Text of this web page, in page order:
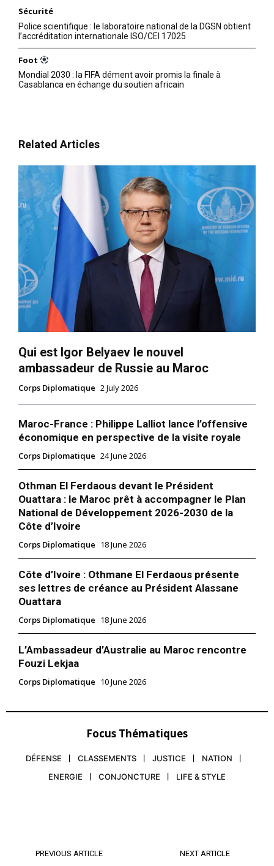
Sécurité
Police scientifique : le laboratoire national de la DGSN obtient
l’accréditation internationale ISO/CEI 17025
Foot
Mondial 2030 : la FIFA dément avoir promis la finale à
Casablanca en échange du soutien africain
Related Articles
Qui est Igor Belyaev le nouvel
ambassadeur de Russie au Maroc
Corps Diplomatique 2 July 2026
Maroc-France : Philippe Lalliot lance l’offensive
économique en perspective de la visite royale
Corps Diplomatique 24 June 2026
Othman El Ferdaous devant le Président
Ouattara : le Maroc prêt à accompagner le Plan
National de Développement 2026-2030 de la
Côte d’Ivoire
Corps Diplomatique 18 June 2026
Côte d’Ivoire : Othmane El Ferdaous présente
ses lettres de créance au Président Alassane
Ouattara
Corps Diplomatique 18 June 2026
L’Ambassadeur d’Australie au Maroc rencontre
Fouzi Lekjaa
Corps Diplomatique 10 June 2026
Focus Thématiques
DÉFENSE CLASSEMENTS JUSTICE
NATION
ENERGIE
CONJONCTURE LIFE & STYLE
PREVIOUS ARTICLE NEXT ARTICLE